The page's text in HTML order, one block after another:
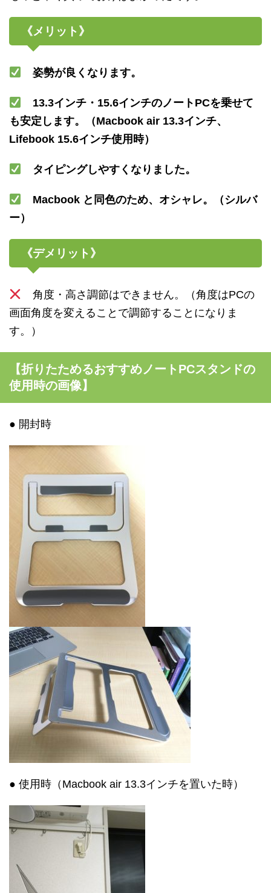
《メリット》
姿勢が良くなります。
13.3インチ・ 15.6インチのノート PCを乗せて
も安定します。（Macbook air 13.3インチ、
Lifebook 15.6インチ使用時）
タイピングしやすくなりました。
Macbook と同色のため、オシャレ。（シルバ
ー）
《デメリット》
角度・高さ調節はできません。（角度はPCの
画面角度を変えることで調節することになりま
す。）
【折りたためるおすすめノートPCスタンドの
使用時の画像】
● 開封時
● 使用時（Macbook air 13.3インチを置いた時）